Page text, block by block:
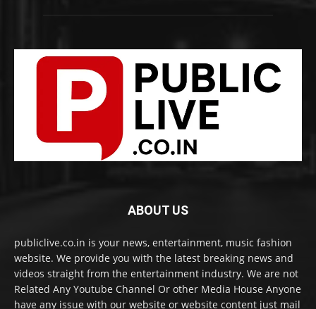
ABOUT US
publiclive.co.in is your news, entertainment, music fashion
website. We provide you with the latest breaking news and
videos straight from the entertainment industry. We are not
Related Any Youtube Channel Or other Media House Anyone
have any issue with our website or website content just mail